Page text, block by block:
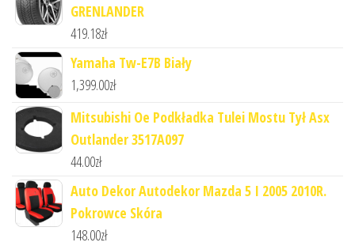
GRENLANDER
419.18zł
Yamaha Tw-E7B Biały
1,399.00zł
Mitsubishi Oe Podkładka Tulei Mostu Tył Asx
Outlander 3517A097
44.00zł
Auto Dekor Autodekor Mazda 5 I 2005 2010R.
Pokrowce Skóra
148.00zł